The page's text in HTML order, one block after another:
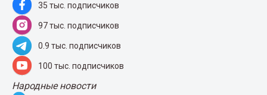
35 тыс. подписчиков
97 тыс. подписчиков
0.9 тыс. подписчиков
100 тыс. подписчиков
Народные новости